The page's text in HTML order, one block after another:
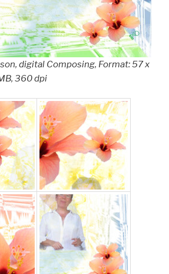
digital Composing, Format: 57 x
360 dpi